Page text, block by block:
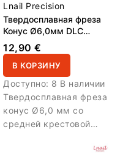
Lnail Precision
Твердосплавная фреза
Конус Ø6,0мм DLC
Средняя крестовая
насечка Super Cut РЧ
14,6мм
12,90 €
В КОРЗИНУ
Доступно: 8 В наличии
Твердосплавная фреза
конус Ø6,0 мм со
средней крестовой
DLC-покрытием и AL